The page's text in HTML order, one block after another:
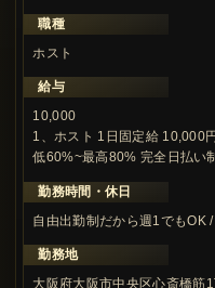
職種
ホスト
給与
10,000
1、ホスト 1日固定給 10,000
低60%~最高80% 完全日払い
勤務時間・休日
自由出勤制だから週1でもOK /
勤務地
大阪府大阪市中央区心斎橋筋